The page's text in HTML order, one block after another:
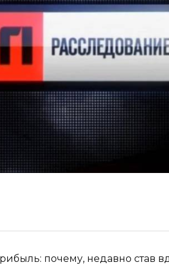
почему, недавно став